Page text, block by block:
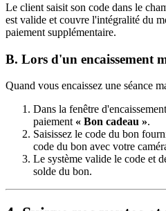
Le client saisit son code dans le
est valide et couvre l'intégralité du
paiement supplémentaire.
B. Lors d'un encaissement
Quand vous encaissez une séance
Dans la fenêtre
paiement « Bon cadeau ».
Saisissez le code du bon
code du bon avec votre
Le système valide le code et
solde du bon.